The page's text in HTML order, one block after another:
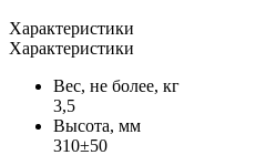
Характеристики
Характеристики
Вес, не более, кг
3,5
Высота, мм
310±50